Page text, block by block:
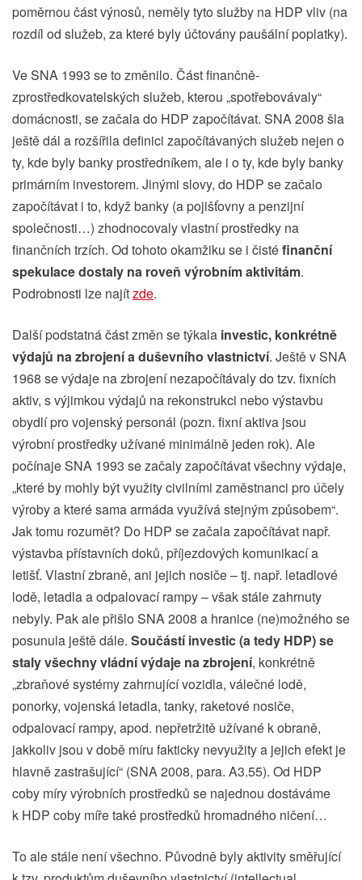
poměrnou část výnosů, neměly tyto služby na HDP vliv (na
rozdíl od služeb, za které byly účtovány paušální poplatky).
Ve SNA 1993 se to změnilo. Část finančně-
zprostředkovatelských služeb, kterou „spotřebovávaly“
domácnosti, se začala do HDP započítávat. SNA 2008 šla
ještě dál a rozšířila definici započítávaných služeb nejen o
ty, kde byly banky prostředníkem, ale i o ty, kde byly banky
primárním investorem. Jinými slovy, do HDP se začalo
započítávat i to, když banky (a pojišťovny a penzijní
společnosti…) zhodnocovaly vlastní prostředky na
finančních trzích. Od tohoto okamžiku se i čistéfinanční
spekulace dostaly na roveň výrobním aktivitám.
Podrobnosti lze najítzde.
Další podstatná část změn se týkala investic, konkrétně
výdajů na zbrojení a duševního vlastnictví. Ještě v SNA
1968 se výdaje na zbrojení nezapočítávaly do tzv. fixních
aktiv, s výjimkou výdajů na rekonstrukci nebo výstavbu
obydlí pro vojenský personál (pozn. fixní aktiva jsou
výrobní prostředky užívané minimálně jeden rok). Ale
počínaje SNA 1993 se začaly započítávat všechny výdaje,
„které by mohly být využity civilními zaměstnanci pro účely
výroby a které sama armáda využívá stejným způsobem“.
Jak tomu rozumět? Do HDP se začala započítávat např.
výstavba přístavních doků, příjezdových komunikací a
letišť. Vlastní zbraně, ani jejich nosiče – tj. např. letadlové
lodě, letadla a odpalovací rampy – však stále zahrnuty
nebyly. Pak ale přišlo SNA 2008 a hranice (ne)možného se
posunula ještě dále. Součástí investic (a tedy HDP) se
staly všechny vládní výdaje na zbrojení, konkrétně
„zbraňové systémy zahrnující vozidla, válečné lodě,
ponorky, vojenská letadla, tanky, raketové nosiče,
odpalovací rampy, apod. nepřetržitě užívané k obraně,
jakkoliv jsou v době míru fakticky nevyužity a jejich efekt je
hlavně zastrašující“ (SNA 2008, para. A3.55). Od HDP
coby míry výrobních prostředků se najednou dostáváme
k HDP coby míře také prostředků hromadného ničení…
To ale stále není všechno. Původně byly aktivity směřující